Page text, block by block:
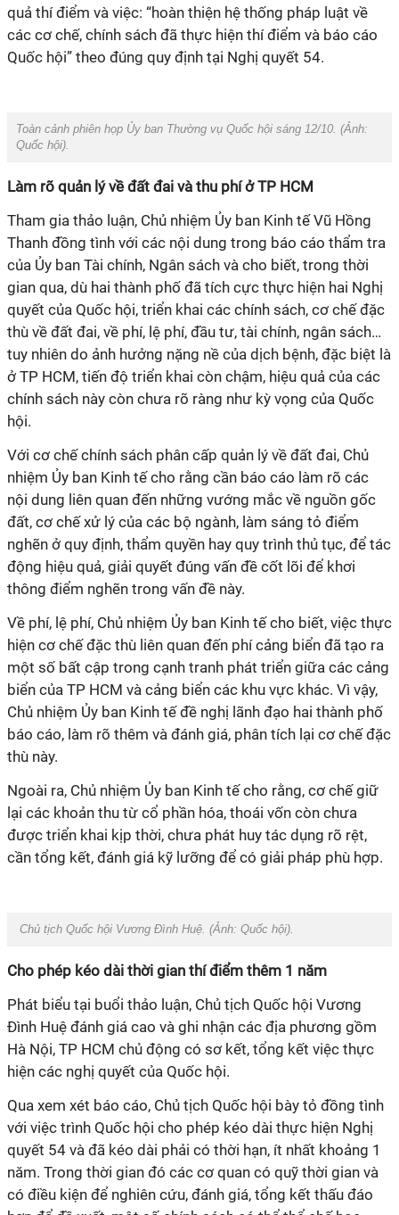
quả thí điểm và việc: “hoàn thiện hệ thống pháp luật về
các cơ chế, chính sách đã thực hiện thí điểm và báo cáo
Quốc hội” theo đúng quy định tại Nghị quyết 54.
Toàn cảnh phiên họp Ủy ban Thường vụ Quốc hội sáng 12/10. (Ảnh:
Quốc hội).
Làm rõ quản lý về đất đai và thu phí ở TP HCM
Tham gia thảo luận, Chủ nhiệm Ủy ban Kinh tế Vũ Hồng
Thanh đồng tình với các nội dung trong báo cáo thẩm tra
của Ủy ban Tài chính, Ngân sách và cho biết, trong thời
gian qua, dù hai thành phố đã tích cực thực hiện hai Nghị
quyết của Quốc hội, triển khai các chính sách, cơ chế đặc
thù về đất đai, về phí, lệ phí, đầu tư, tài chính, ngân sách…
tuy nhiên do ảnh hưởng nặng nề của dịch bệnh, đặc biệt là
ở TP HCM, tiến độ triển khai còn chậm, hiệu quả của các
chính sách này còn chưa rõ ràng như kỳ vọng của Quốc
hội.
Với cơ chế chính sách phân cấp quản lý về đất đai, Chủ
nhiệm Ủy ban Kinh tế cho rằng cần báo cáo làm rõ các
nội dung liên quan đến những vướng mắc về nguồn gốc
đất, cơ chế xử lý của các bộ ngành, làm sáng tỏ điểm
nghẽn ở quy định, thẩm quyền hay quy trình thủ tục, để tác
động hiệu quả, giải quyết đúng vấn đề cốt lõi để khơi
thông điểm nghẽn trong vấn đề này.
Về phí, lệ phí, Chủ nhiệm Ủy ban Kinh tế cho biết, việc thực
hiện cơ chế đặc thù liên quan đến phí cảng biển đã tạo ra
một số bất cập trong cạnh tranh phát triển giữa các cảng
biển của TP HCM và cảng biển các khu vực khác. Vì vậy,
Chủ nhiệm Ủy ban Kinh tế đề nghị lãnh đạo hai thành phố
báo cáo, làm rõ thêm và đánh giá, phân tích lại cơ chế đặc
thù này.
Ngoài ra, Chủ nhiệm Ủy ban Kinh tế cho rằng, cơ chế giữ
lại các khoản thu từ cổ phần hóa, thoái vốn còn chưa
được triển khai kịp thời, chưa phát huy tác dụng rõ rệt,
cần tổng kết, đánh giá kỹ lưỡng để có giải pháp phù hợp.
Chủ tịch Quốc hội Vương Đình Huệ. (Ảnh: Quốc hội).
Cho phép kéo dài thời gian thí điểm thêm 1 năm
Phát biểu tại buổi thảo luận, Chủ tịch Quốc hội Vương
Đình Huệ đánh giá cao và ghi nhận các địa phương gồm
Hà Nội, TP HCM chủ động có sơ kết, tổng kết việc thực
hiện các nghị quyết của Quốc hội.
Qua xem xét báo cáo, Chủ tịch Quốc hội bày tỏ đồng tình
với việc trình Quốc hội cho phép kéo dài thực hiện Nghị
quyết 54 và đã kéo dài phải có thời hạn, ít nhất khoảng 1
năm. Trong thời gian đó các cơ quan có quỹ thời gian và
có điều kiện để nghiên cứu, đánh giá, tổng kết thấu đáo